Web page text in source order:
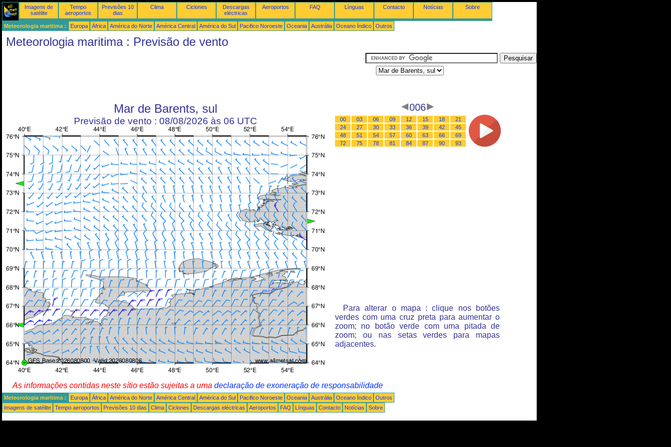
Imagens de
satélite
Tempo
aeroportos
Previsões 10
dias
Clima Ciclones
Descargas
eléctricas
Aeroportos FAQ Línguas Contacto Notícias Sobre
Meteorologia maritima : Europa África América do Norte América Central América do Sul Pacifico Noroeste Oceania Austrália Oceano Índico Outros
Meteorologia maritima : Previsão de vento
Mar de Barents, sul
Previsão de vento : 08/08/2026 às 06 UTC
006
00 03 06 09 12 15 18
21
24
27 30 33 36 39 42
45
48
51 54 57 60 63 66
69
72
75 78 81 84 87 90 93
Para alterar o mapa : clique nos botões
verdes com uma cruz preta para aumentar o
zoom; no botão verde com uma pitada de
zoom; ou nas setas verdes para mapas
adjacentes.
As informações contidas neste sítio estão sujeitas a uma declaração de exoneração de responsabilidade
Meteorologia maritima : Europa África América do Norte América Central América do Sul Pacifico Noroeste Oceania Austrália Oceano Índico
Outros
Imagens de satélite
Tempo aeroportos Previsões 10 dias Clima Ciclones Descargas eléctricas Aeroportos FAQ Línguas Contacto Notícias Sobre